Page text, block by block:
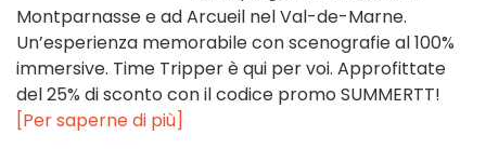
Montparnasse e ad Arcueil nel Val-de-Marne.
Un’esperienza memorabile con scenografie al 100%
immersive. Time Tripper è qui per voi. Approfittate
del 25% di sconto con il codice promo SUMMERTT!
[Per saperne di più]